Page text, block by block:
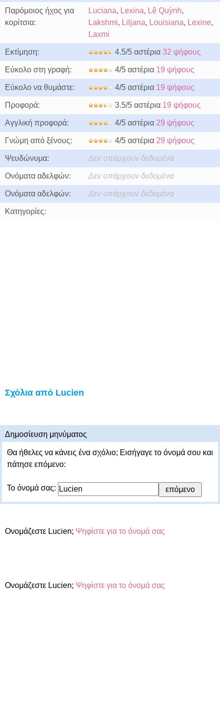
Παρόμοιος ήχος για
κορίτσια:
Luciana, Lexina, Lệ Quỳnh,
Lakshmi, Liljana, Louisiana, Lexine,
Laxmi
Εκτίμηση: 4.5/5 αστέρια 32 ψήφους
Εύκολο στη γραφή: 4/5 αστέρια 19 ψήφους
Εύκολο να θυμάστε: 4/5 αστέρια 19 ψήφους
Προφορά: 3.5/5 αστέρια 19 ψήφους
Αγγλική προφορά: 4/5 αστέρια 29 ψήφους
Γνώμη από ξένους: 4/5 αστέρια 29 ψήφους
Ψευδώνυμα: Δεν υπάρχουν δεδομένα
Ονόματα αδελφών: Δεν υπάρχουν δεδομένα
Ονόματα αδελφών: Δεν υπάρχουν δεδομένα
Κατηγορίες:
Σχόλια από Lucien
Δημοσίευση μηνύματος
Θα ήθελες να κάνεις ένα σχόλιο; Εισήγαγε το όνομά σου και
πάτησε επόμενο:
Το όνομά σας:
Ονομάζεστε Lucien; Ψηφίστε για το όνομά σας
Ονομάζεστε Lucien; Ψηφίστε για το όνομά σας